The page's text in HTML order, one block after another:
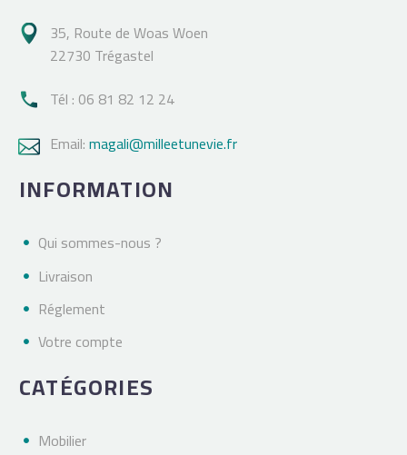
 35, Route de Woas Woen
22730 Trégastel
 Tél : 06 81 82 12 24
 Email:magali@milleetunevie.fr
INFORMATION
Qui sommes-nous ?
Livraison
Réglement
Votre compte
CATÉGORIES
Mobilier